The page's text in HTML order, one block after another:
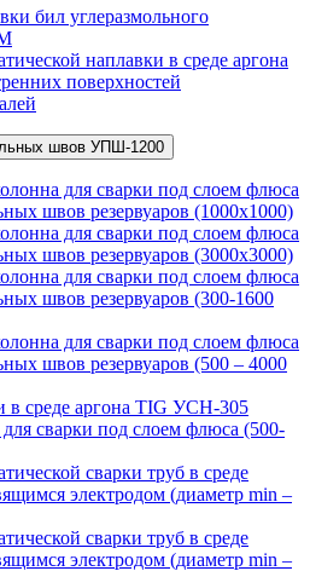
бил углеразмольного
наплавки в среде аргона
поверхностей
швов УПШ-1200
для сварки под слоем флюса
швов резервуаров (1000х1000)
для сварки под слоем флюса
швов резервуаров (3000х3000)
для сварки под слоем флюса
швов резервуаров (300-1600
для сварки под слоем флюса
швов резервуаров (500 – 4000
в среде аргона TIG УСН-305
сварки под слоем флюса (500-
сварки труб в среде
электродом (диаметр min –
сварки труб в среде
электродом (диаметр min –